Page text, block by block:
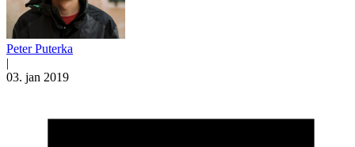
Peter Puterka
|
03. jan 2019